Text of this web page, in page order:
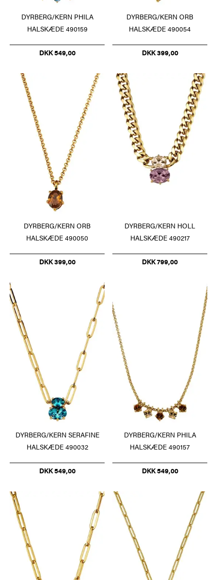
DYRBERG/KERN PHILA
HALSKÆDE 490159
DKK 549,00
DYRBERG/KERN ORB
HALSKÆDE 490054
DKK 399,00
DYRBERG/KERN ORB
HALSKÆDE 490050
DKK 399,00
DYRBERG/KERN HOLL
HALSKÆDE 490217
DKK 799,00
DYRBERG/KERN SERAFINE
HALSKÆDE 490032
DKK 549,00
DYRBERG/KERN PHILA
HALSKÆDE 490157
DKK 549,00